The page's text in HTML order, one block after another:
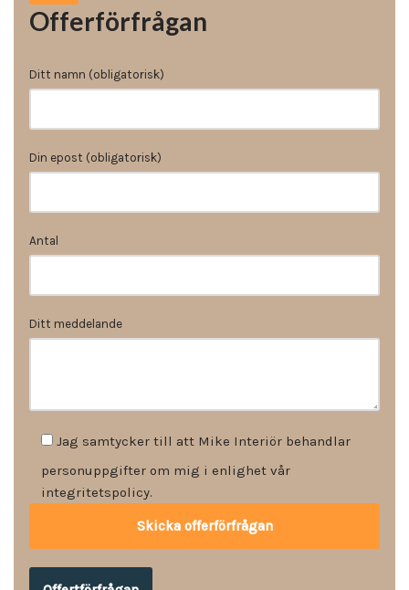
Offerförfrågan
Ditt namn (obligatorisk)
Din epost (obligatorisk)
Antal
Ditt meddelande
Jag samtycker till att Mike Interiör behandlar
personuppgifter om mig i enlighet vår
integritetspolicy.